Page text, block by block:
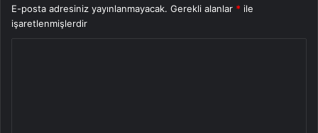
E-posta adresiniz yayınlanmayacak. Gerekli alanlar * ile
işaretlenmişlerdir